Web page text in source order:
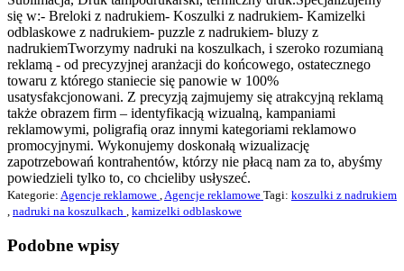
się w:- Breloki z nadrukiem- Koszulki z nadrukiem- Kamizelki
odblaskowe z nadrukiem- puzzle z nadrukiem- bluzy z
nadrukiemTworzymy nadruki na koszulkach, i szeroko rozumianą
reklamą - od precyzyjnej aranżacji do końcowego, ostatecznego
towaru z którego staniecie się panowie w 100%
usatysfakcjonowani. Z precyzją zajmujemy się atrakcyjną reklamą
także obrazem firm – identyfikacją wizualną, kampaniami
reklamowymi, poligrafią oraz innymi kategoriami reklamowo
promocyjnymi. Wykonujemy doskonałą wizualizację
zapotrzebowań kontrahentów, którzy nie płacą nam za to, abyśmy
powiedzieli tylko to, co chcieliby usłyszeć.
Kategorie: Agencje reklamowe Agencje reklamowe Tagi: koszulki z nadrukiem
nadruki na koszulkach kamizelki odblaskowe
Podobne wpisy